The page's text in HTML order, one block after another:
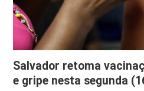
Salvador retoma
e gripe nesta segunda